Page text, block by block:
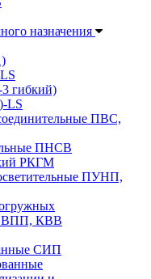
назначения
гибкий)
LS
ПВС,
ПНСВ
РКГМ
ПУНП,
ВПП, КВВ
СИП